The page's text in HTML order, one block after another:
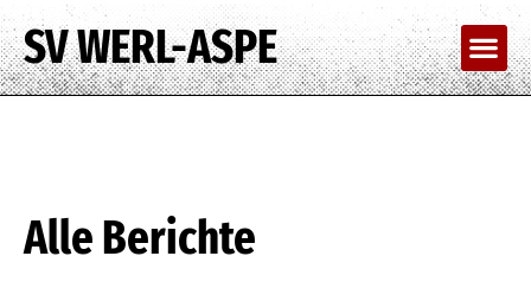
SV WERL-ASPE
Alle Berichte